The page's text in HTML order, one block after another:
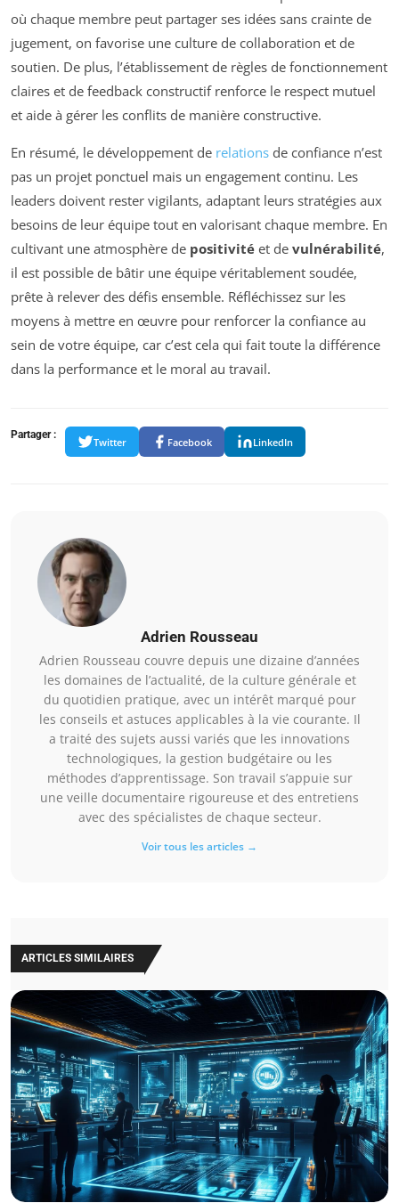
où chaque membre peut partager ses idées sans crainte de
jugement, on favorise une culture de collaboration et de
soutien. De plus, l’établissement de règles de fonctionnement
claires et de feedback constructif renforce le respect mutuel
et aide à gérer les conflits de manière constructive.
En résumé, le développement de relations de confiance n’est
pas un projet ponctuel mais un engagement continu. Les
leaders doivent rester vigilants, adaptant leurs stratégies aux
besoins de leur équipe tout en valorisant chaque membre. En
cultivant une atmosphère de positivité et de vulnérabilité,
il est possible de bâtir une équipe véritablement soudée,
prête à relever des défis ensemble. Réfléchissez sur les
moyens à mettre en œuvre pour renforcer la confiance au
sein de votre équipe, car c’est cela qui fait toute la différence
dans la performance et le moral au travail.
Partager :
Twitter Facebook LinkedIn
Adrien Rousseau
Adrien Rousseau couvre depuis une dizaine d’années
les domaines de l’actualité, de la culture générale et
du quotidien pratique, avec un intérêt marqué pour
les conseils et astuces applicables à la vie courante. Il
a traité des sujets aussi variés que les innovations
technologiques, la gestion budgétaire ou les
méthodes d’apprentissage. Son travail s’appuie sur
une veille documentaire rigoureuse et des entretiens
avec des spécialistes de chaque secteur.
Voir tous les articles →
ARTICLES SIMILAIRES